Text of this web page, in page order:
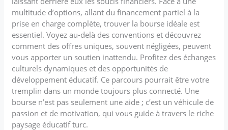
multitude d’options, allant du financement partiel à la
prise en charge complète, trouver la bourse idéale est
essentiel. Voyez au-delà des conventions et découvrez
comment des offres uniques, souvent négligées, peuvent
vous apporter un soutien inattendu. Profitez des échanges
culturels dynamiques et des opportunités de
développement éducatif. Ce parcours pourrait être votre
tremplin dans un monde toujours plus connecté. Une
bourse n’est pas seulement une aide ; c’est un véhicule de
passion et de motivation, qui vous guide à travers le riche
paysage éducatif turc.